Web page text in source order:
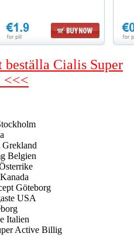
Cialis Super
<<<
Grekland
Belgien
Göteborg
USA
Italien
Active Billig